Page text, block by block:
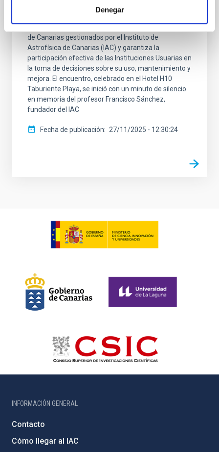
Denegar
reunido hoy en la isla de La Palma. El CCI es el
organismo establecido en los Acuerdos
Internacionales que dieron origen a los Observatorios
de Canarias gestionados por el Instituto de
Astrofísica de Canarias (IAC) y garantiza la
participación efectiva de las Instituciones Usuarias en
la toma de decisiones sobre su uso, mantenimiento y
mejora. El encuentro, celebrado en el Hotel H10
Taburiente Playa, se inició con un minuto de silencio
en memoria del profesor Francisco Sánchez,
fundador del IAC
Fecha de publicación 27/11/2025 - 12:30:24
INFORMACIÓN GENERAL
Contacto
Cómo llegar al IAC